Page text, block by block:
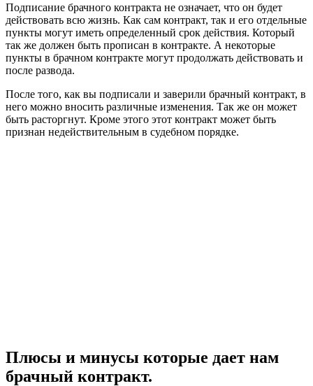
Подписание брачного контракта не означает, что он будет
действовать всю жизнь. Как сам контракт, так и его отдельные
пункты могут иметь определенный срок действия. Который
так же должен быть прописан в контракте. А некоторые
пункты в брачном контракте могут продолжать действовать и
после развода.
После того, как вы подписали и заверили брачный контракт, в
него можно вносить различные изменения. Так же он может
быть расторгнут. Кроме этого этот контракт может быть
признан недействительным в судебном порядке.
Плюсы и минусы которые дает нам
брачный контракт.